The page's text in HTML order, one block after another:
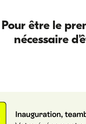
Pour être le
nécessaire